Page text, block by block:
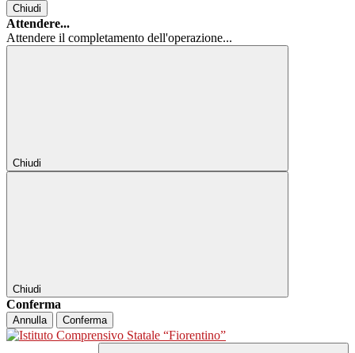
Chiudi
Attendere...
Attendere il completamento dell'operazione...
Chiudi
Chiudi
Conferma
Annulla Conferma